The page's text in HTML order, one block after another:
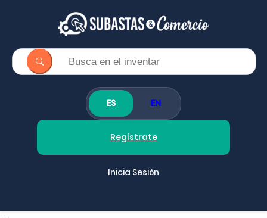
ES EN
Regístrate
Inicia Sesión